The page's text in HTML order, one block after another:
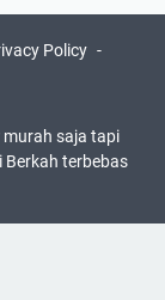
Policy
murah saja tapi
Berkah terbebas